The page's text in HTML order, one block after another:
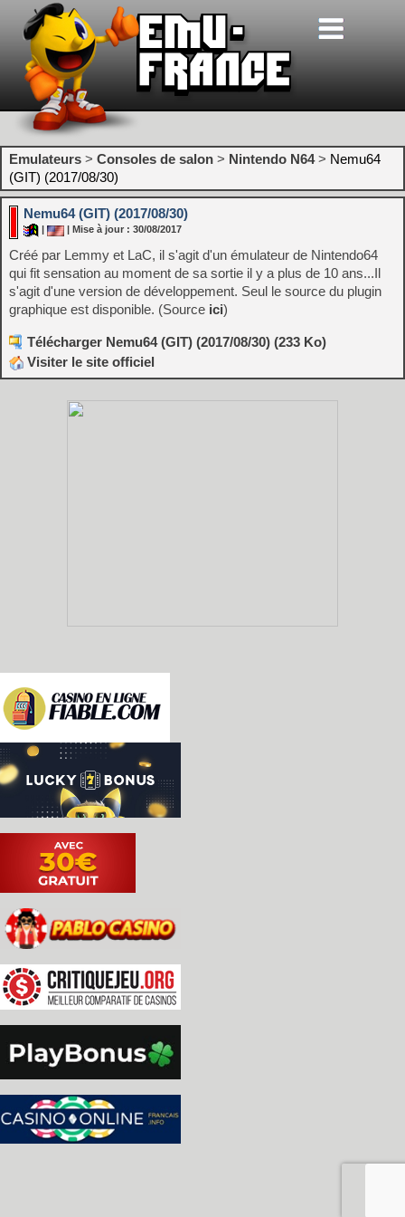
Emulateurs > Consoles de salon > Nintendo N64> Nemu64
(GIT) (2017/08/30)
Nemu64 (GIT) (2017/08/30)
| Mise à jour : 30/08/2017
Créé par Lemmy et LaC, il s'agit d'un émulateur de Nintendo64
qui fit sensation au moment de sa sortie il y a plus de 10 ans...Il
s'agit d'une version de développement. Seul le source du plugin
graphique est disponible. (Source ici)
Télécharger Nemu64 (GIT) (2017/08/30) (233 Ko)
Visiter le site officiel